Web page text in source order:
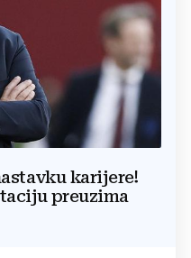
karijere!
preuzima